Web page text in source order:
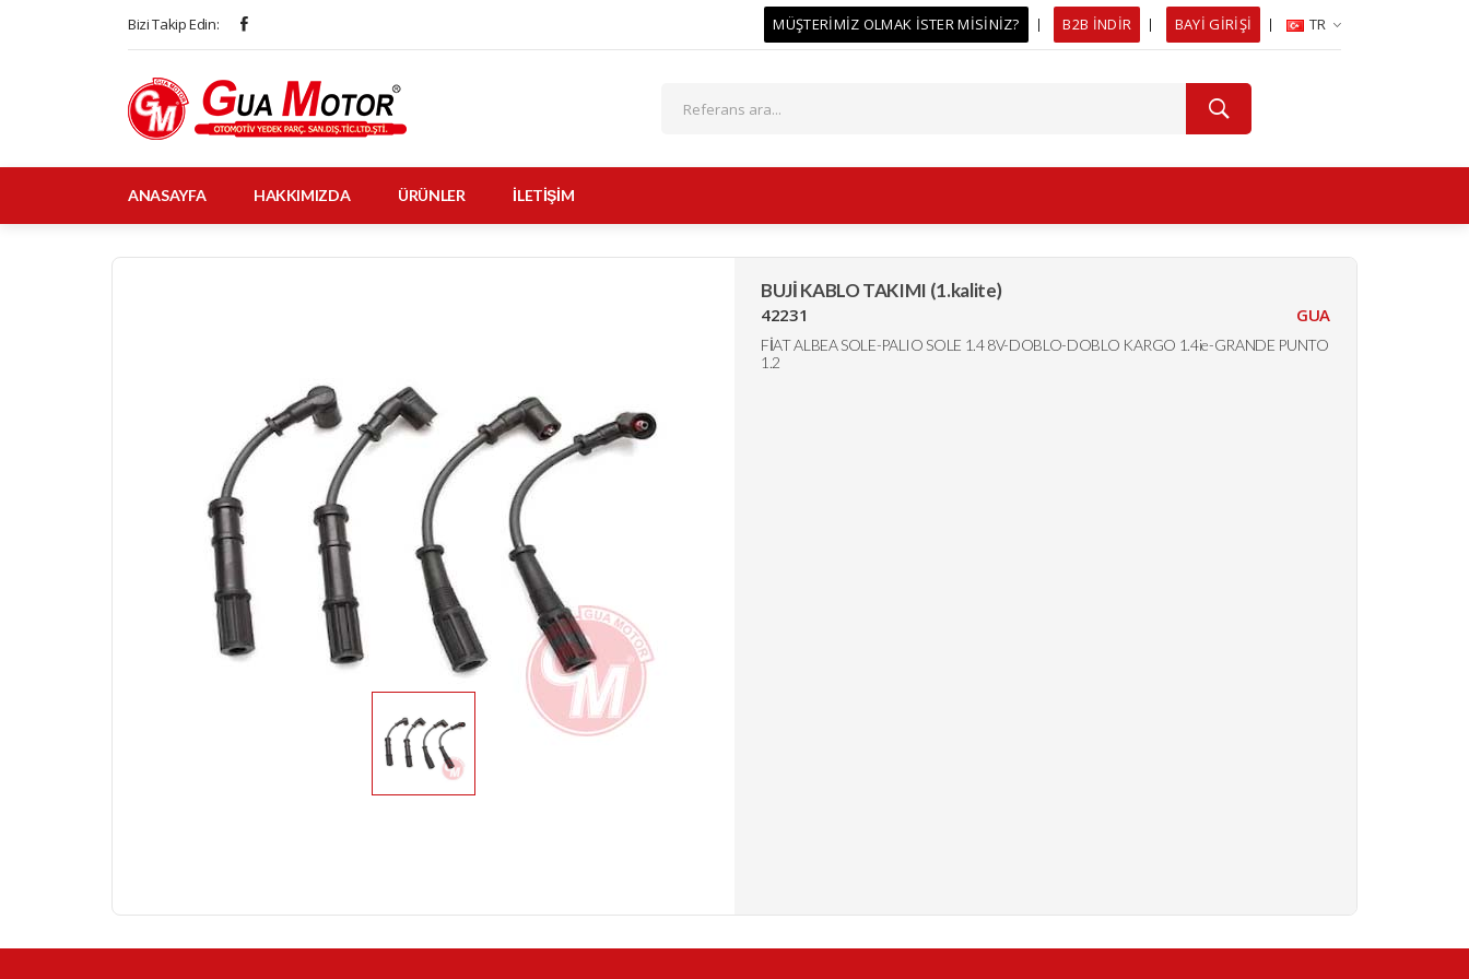
Bizi Takip Edin: MÜŞTERİMİZ OLMAK İSTER MİSİNİZ? B2B İNDİR BAYİ GİRİŞİ TR
ANASAYFA HAKKIMIZDA ÜRÜNLER İLETİŞİM
BUJİ KABLO TAKIMI (1.kalite)
42231 GUA
FİAT ALBEA SOLE-PALIO SOLE 1.4 8V-DOBLO-DOBLO KARGO 1.4ie-GRANDE PUNTO
1.2